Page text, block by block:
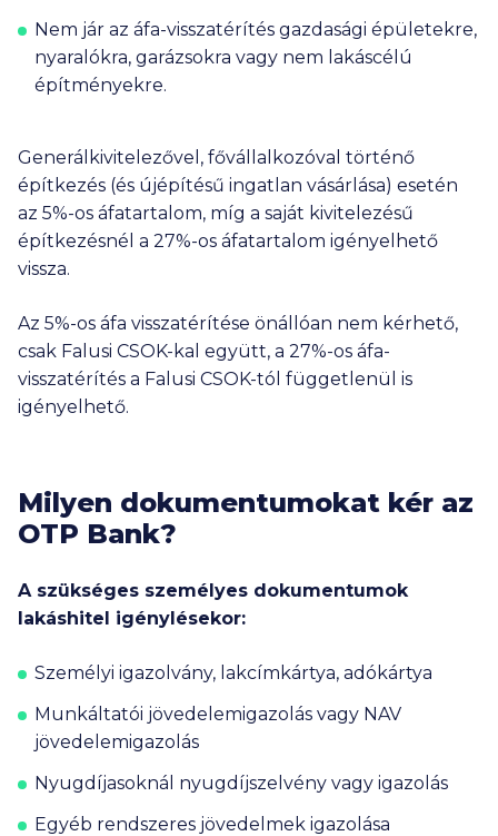
Nem jár az áfa-visszatérítés gazdasági épületekre,
nyaralókra, garázsokra vagy nem lakáscélú
építményekre.
Generálkivitelezővel, fővállalkozóval történő
építkezés (és újépítésű ingatlan vásárlása) esetén
az 5%-os áfatartalom, míg a saját kivitelezésű
építkezésnél a 27%-os áfatartalom igényelhető
vissza.
Az 5%-os áfa visszatérítése önállóan nem kérhető,
csak Falusi CSOK-kal együtt, a 27%-os áfa-
visszatérítés a Falusi CSOK-tól függetlenül is
igényelhető.
Milyen dokumentumokat kér az
OTP Bank?
A szükséges személyes dokumentumok
lakáshitel igénylésekor:
Személyi igazolvány, lakcímkártya, adókártya
Munkáltatói jövedelemigazolás vagy NAV
jövedelemigazolás
Nyugdíjasoknál nyugdíjszelvény vagy igazolás
Egyéb rendszeres jövedelmek igazolása